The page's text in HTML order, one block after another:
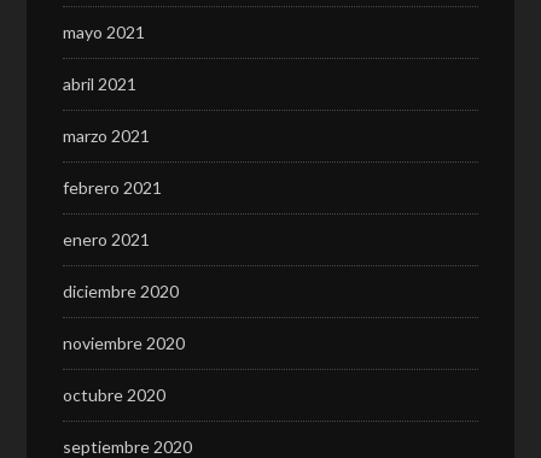
mayo 2021
abril 2021
marzo 2021
febrero 2021
enero 2021
diciembre 2020
noviembre 2020
octubre 2020
septiembre 2020